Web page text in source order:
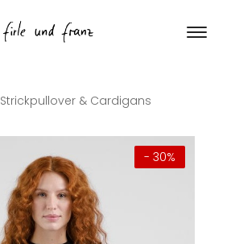
Strickpullover & Cardigans
- 30%